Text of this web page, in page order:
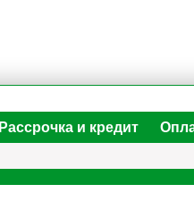
Рассрочка и кредит